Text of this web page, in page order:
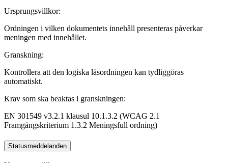
Ursprungsvillkor:
Ordningen i vilken dokumentets innehåll presenteras påverkar
meningen med innehållet.
Granskning:
Kontrollera att den logiska läsordningen kan tydliggöras
automatiskt.
Krav som ska beaktas i granskningen:
EN 301549 v3.2.1 klausul 10.1.3.2 (WCAG 2.1
Framgångskriterium 1.3.2 Meningsfull ordning)
Statusmeddelanden